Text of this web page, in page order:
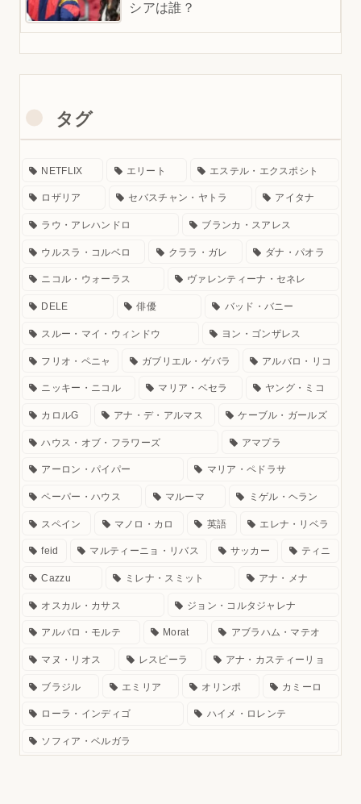
シアは誰？
タグ
NETFLIX エリート エステル・エクスポシト
ロザリア セバスチャン・ヤトラ アイタナ
ラウ・アレハンドロ ブランカ・スアレス
ウルスラ・コルベロ クララ・ガレ ダナ・パオラ
ニコル・ウォーラス ヴァレンティーナ・セネレ
DELE 俳優 バッド・バニー
スルー・マイ・ウィンドウ ヨン・ゴンザレス
フリオ・ペニャ ガブリエル・ゲバラ アルバロ・リコ
ニッキー・ニコル マリア・ベセラ ヤング・ミコ
カロルG アナ・デ・アルマス ケーブル・ガールズ
ハウス・オブ・フラワーズ アマプラ
アーロン・パイパー マリア・ペドラサ
ペーパー・ハウス マルーマ ミゲル・ヘラン
スペイン マノロ・カロ 英語 エレナ・リベラ
feid マルティーニョ・リバス サッカー ティニ
Cazzu ミレナ・スミット アナ・メナ
オスカル・カサス ジョン・コルタジャレナ
アルバロ・モルテ Morat アブラハム・マテオ
マヌ・リオス レスピーラ アナ・カスティーリョ
ブラジル エミリア オリンポ カミーロ
ローラ・インディゴ ハイメ・ロレンテ
ソフィア・ベルガラ